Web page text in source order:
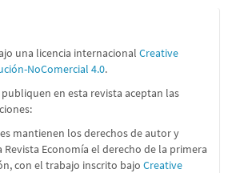
una licencia internacional Creative
NoComercial 4.0.
en esta revista aceptan las
mantienen los derechos de autor y
Revista Economía el derecho de la primera
con el trabajo inscrito bajo Creative